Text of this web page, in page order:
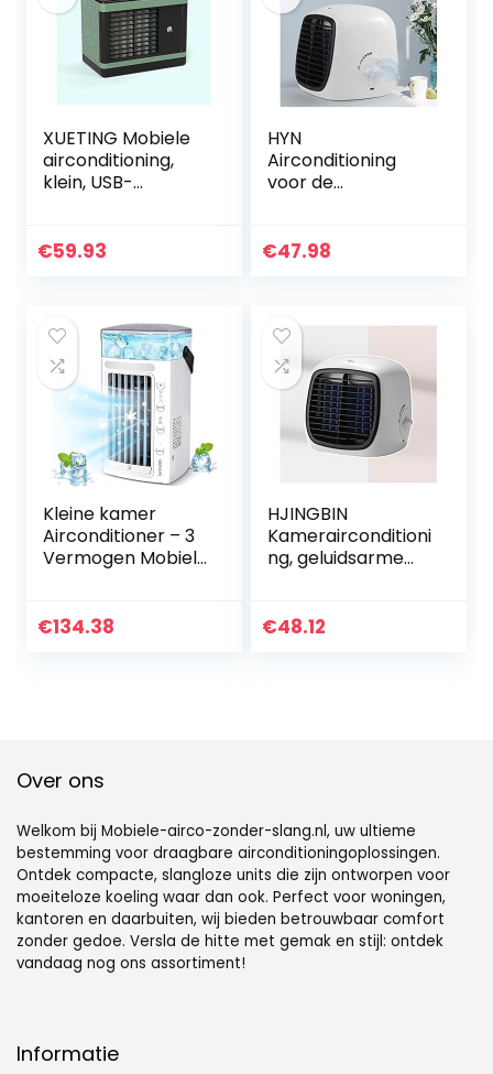
XUETING Mobiele
airconditioning,
klein, USB-
duurzaam, stil,
€59.93
HYN
Airconditioning
voor de
campingairconditi
wentilator
airconditioning
voor thuiskantoor
en reizen
€47.98
Kleine kamer
Airconditioner – 3
Vermogen Mobiele
Energieverbruik
€134.38
HJINGBIN
Kamerairconditioni
ng, geluidsarme
voor kamer,
€48.12
Over ons
Welkom bij Mobiele-airco-zonder-slang.nl, uw ultieme
bestemming voor draagbare airconditioningoplossingen.
Ontdek compacte, slangloze units die zijn ontworpen voor
moeiteloze koeling waar dan ook. Perfect voor woningen,
kantoren en daarbuiten, wij bieden betrouwbaar comfort
zonder gedoe. Versla de hitte met gemak en stijl: ontdek
vandaag nog ons assortiment!
Informatie